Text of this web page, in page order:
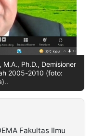
Ph.D., Demisioner
2005-2010 (foto:
Fakultas Ilmu